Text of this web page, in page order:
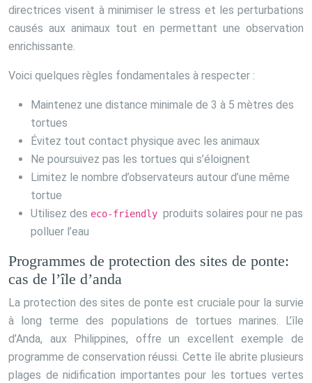
directrices visent à minimiser le stress et les perturbations
causés aux animaux tout en permettant une observation
enrichissante.
Voici quelques règles fondamentales à respecter :
Maintenez une distance minimale de 3 à 5 mètres des
tortues
Évitez tout contact physique avec les animaux
Ne poursuivez pas les tortues qui s’éloignent
Limitez le nombre d’observateurs autour d’une même
tortue
Utilisez des eco-friendly produits solaires pour ne pas
polluer l’eau
Programmes de protection des sites de ponte:
cas de l’île d’anda
La protection des sites de ponte est cruciale pour la survie
à long terme des populations de tortues marines. L’île
d’Anda, aux Philippines, offre un excellent exemple de
programme de conservation réussi. Cette île abrite plusieurs
plages de nidification importantes pour les tortues vertes